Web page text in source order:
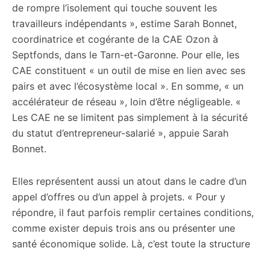
de rompre l’isolement qui touche souvent les
travailleurs indépendants », estime Sarah Bonnet,
coordinatrice et cogérante de la CAE Ozon à
Septfonds, dans le Tarn-et-Garonne. Pour elle, les
CAE constituent « un outil de mise en lien avec ses
pairs et avec l’écosystème local ». En somme, « un
accélérateur de réseau », loin d’être négligeable. «
Les CAE ne se limitent pas simplement à la sécurité
du statut d’entrepreneur-salarié », appuie Sarah
Bonnet.
Elles représentent aussi un atout dans le cadre d’un
appel d’offres ou d’un appel à projets. « Pour y
répondre, il faut parfois remplir certaines conditions,
comme exister depuis trois ans ou présenter une
santé économique solide. Là, c’est toute la structure